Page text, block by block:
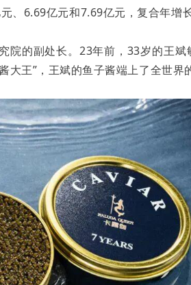
6.69亿元和7.69亿元，复合年增长
院的副处长。23年前，33岁的王斌
王”，王斌的鱼子酱端上了全世界